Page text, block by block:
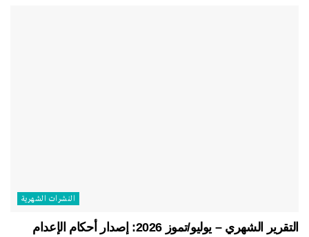
النشرات الشهریة
التقرير الشهري – يوليو/تموز 2026: إصدار أحكام الإعدام